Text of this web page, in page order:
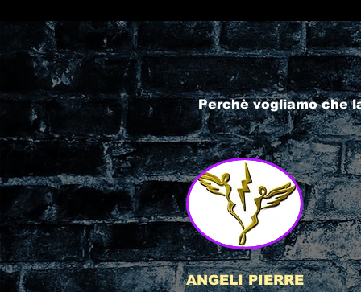
Perchè vogliamo che
ANGELI PIERRE